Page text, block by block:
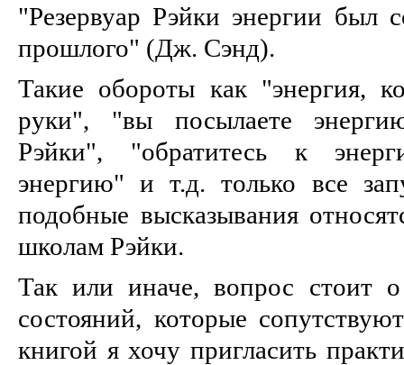
"Резервуар Рэйки энергии был
прошлого" (Дж. Сэнд).
Такие обороты как "энергия,
руки", "вы посылаете
Рэйки", "обратитесь к
энергию" и т.д. только все
подобные высказывания
школам Рэйки.
Так или иначе, вопрос стоит
состояний, которые
книгой я хочу пригласить